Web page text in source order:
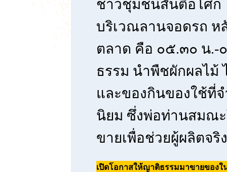
ชาวชุมชนสันติอโศก
บริเวณลานจอดรถ ห
ตลาด คือ ๐๕.๓๐ น.-
ธรรม นำพืชผักผลไม้
และของกินของใช้ที่
นิยม ซึ่งพ่อท่านสมณะ
ขายเพื่อช่วยผู้ผลิตจริ
เปิดโอกาสให้ญาติธรรมมาขายของ